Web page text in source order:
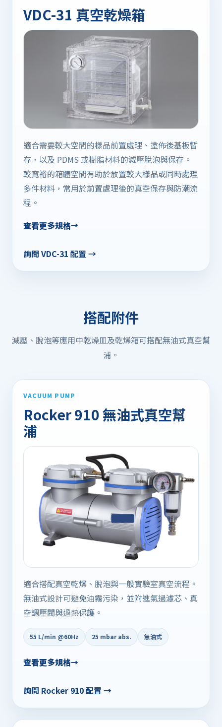
VDC-31 真空乾燥箱
適合需要較大空間的樣品前置處理、塗佈後基板暫
存，以及 PDMS 或樹脂材料的減壓脫泡與保存。
較寬裕的箱體空間有助於放置較大樣品或同時處理
多件材料，常用於前置處理後的真空保存與防潮流
程。
查看更多規格
詢問 VDC-31 配置 →
搭配附件
減壓、脫泡等應用中乾燥皿及乾燥箱可搭配無油式真空幫
浦。
VACUUM PUMP
Rocker 910 無油式真空幫
浦
適合搭配真空乾燥、脫泡與一般實驗室真空流程。
無油式設計可避免油霧污染，並附進氣過濾芯、真
空調壓閥與過熱保護。
55 L/min @60Hz 25 mbar abs. 無油式
查看更多規格
詢問 Rocker 910 配置 →